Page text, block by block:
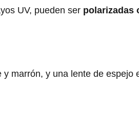
UV, pueden ser polarizadas
y marrón, y una lente de espejo